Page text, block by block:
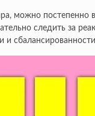
можно
следить за
и